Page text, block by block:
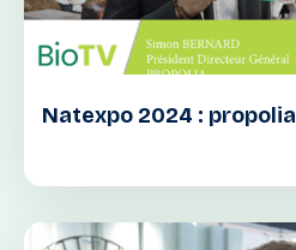
Natexpo 2024 : propolia